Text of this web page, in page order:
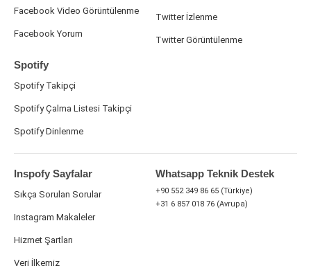
Facebook Video Görüntülenme
Facebook Yorum
Spotify
Spotify Takipçi
Spotify Çalma Listesi Takipçi
Spotify Dinlenme
Twitter İzlenme
Twitter Görüntülenme
Inspofy Sayfalar
Sıkça Sorulan Sorular
Instagram Makaleler
Hizmet Şartları
Veri İlkemiz
Whatsapp Teknik Destek
+90 552 349 86 65 (Türkiye)
+31 6 857 018 76 (Avrupa)